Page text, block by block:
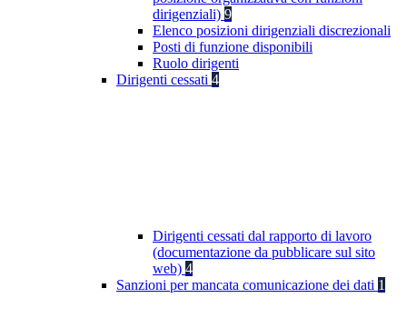
dirigenziali) 9
Elenco posizioni dirigenziali discrezionali
Posti di funzione disponibili
Ruolo dirigenti
Dirigenti cessati 4
Dirigenti cessati dal rapporto di lavoro
(documentazione da pubblicare sul sito
web) 4
Sanzioni per mancata comunicazione dei dati 1